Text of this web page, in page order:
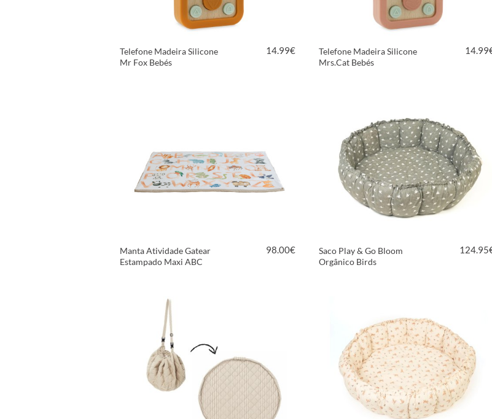
Telefone Madeira Silicone
Mr Fox Bebés
14.99€
Telefone Madeira Silicone
Mrs.Cat Bebés
14.99
Manta Atividade Gatear
Estampado Maxi ABC
98.00€
Saco Play & Go Bloom
Orgânico Birds
124.95